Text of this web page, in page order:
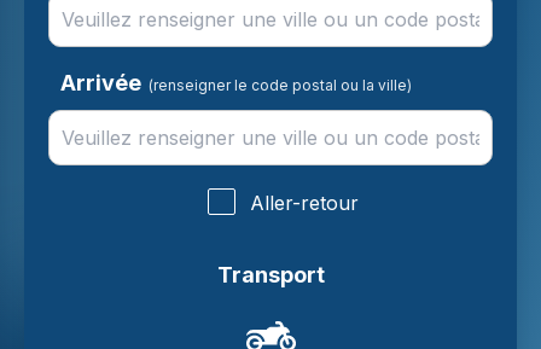
Arrivée (renseigner le code postal ou la ville)
Aller-retour
Transport